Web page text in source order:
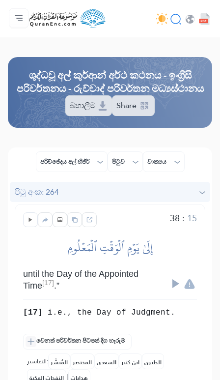
මුල් පිටුව
පරිවර්තන පටුන
Audio
සංවර්ධක සේවා - API
ව්‍යාපෘතිය ගැන
අප අමතන්න
භාෂාව
ශුද්ධවූ අල් කුර්ආන් අර්ථ කථනය - ඉංග්‍රීසි
පරිවර්තනය - රුව්වාද් පරිවර්තන මධ්‍යස්ථානය
බහාලීම Share
පරිච්ඡේදය අල් හිජ්ර් පිටුව වාක්‍යය
පිටු අංක: 264
38 : 15
إِلَىٰ يَوۡمِ ٱلۡوَقۡتِ ٱلۡمَعۡلُومِ
until the Day of the Appointed
Time[17] .”
[17] i.e., the Day of Judgment.
වෙනත් පරිවර්තන පිටපත් දිග හැරුම
التفاسير: المُيسَّر المختصر السعدي ابن كثير الطبري
|